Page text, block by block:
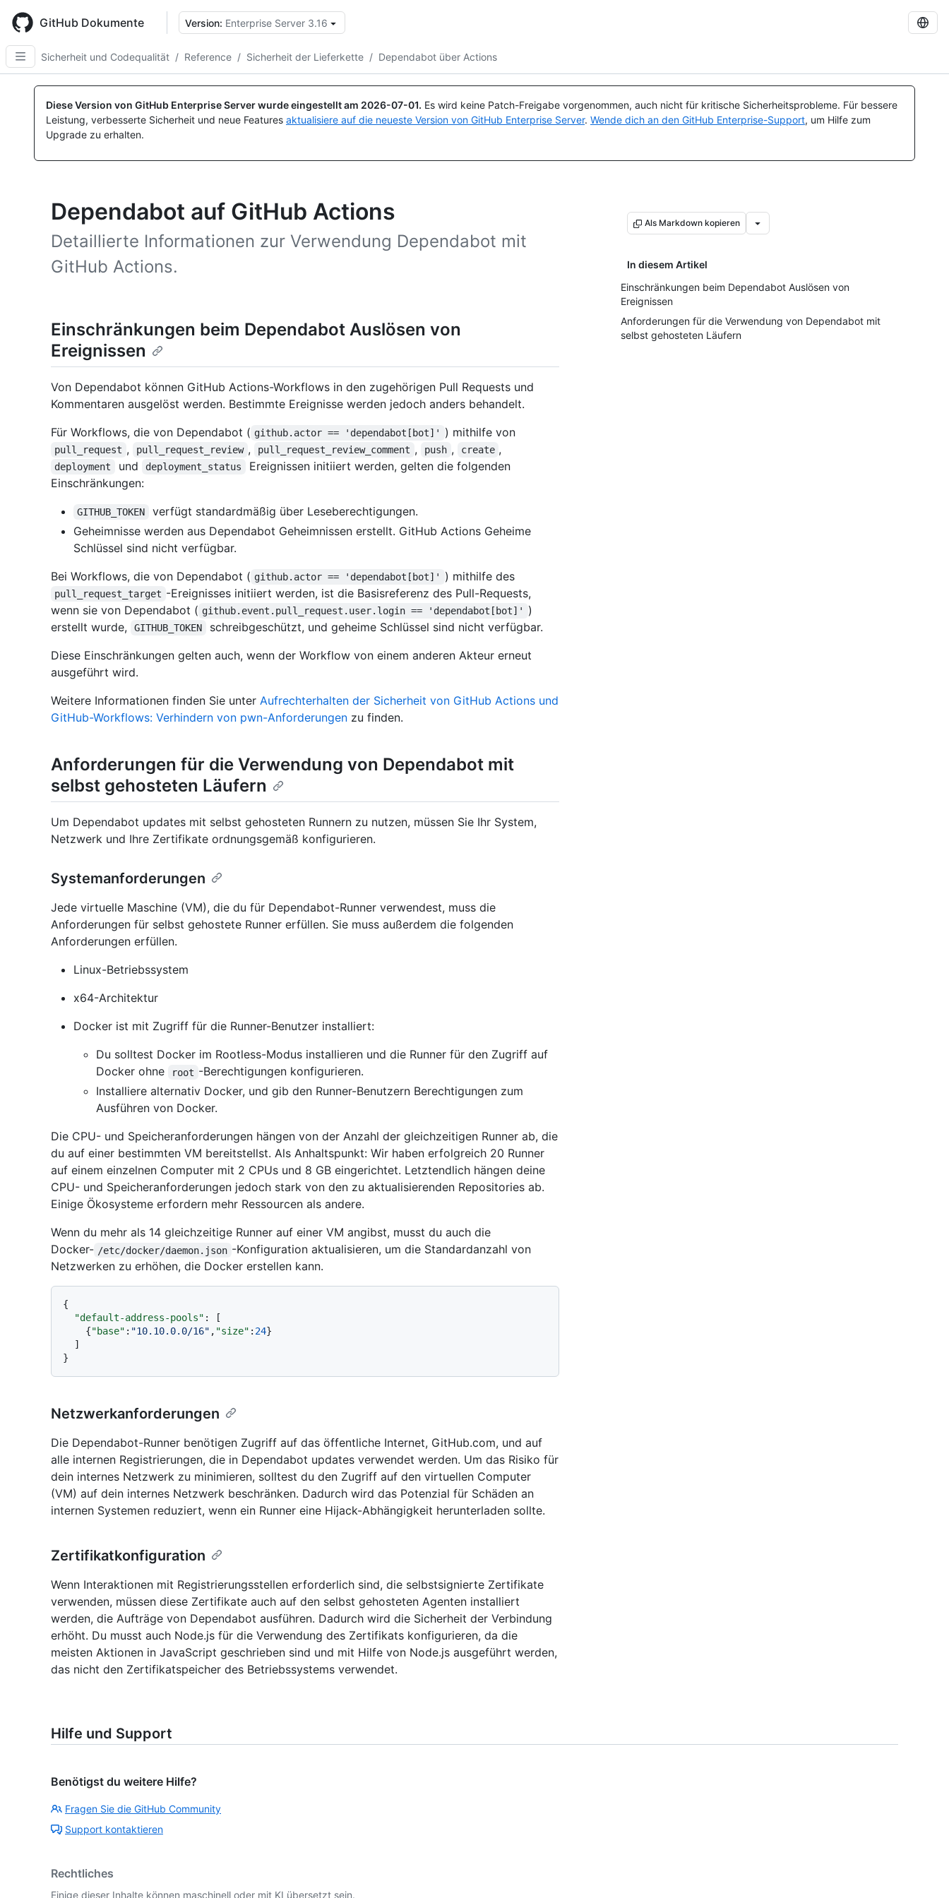
main
content
GitHub Dokumente Version: Enterprise Server 3.16
Sicherheit und Codequalität / Reference / Sicherheit der Lieferkette / Dependabot über Actions
Diese Version von GitHub Enterprise Server wurde eingestellt am 2026-07-01. Es wird keine Patch-Freigabe vorgenommen, auch nicht für kritische Sicherheitsprobleme. Für bessere
Leistung, verbesserte Sicherheit und neue Features aktualisiere auf die neueste Version von GitHub Enterprise Server. Wende dich an den GitHub Enterprise-Support, um Hilfe zum
Upgrade zu erhalten.
Dependabot auf GitHub Actions
Detaillierte Informationen zur Verwendung Dependabot mit
GitHub Actions.
Als Markdown kopieren
In diesem Artikel
Einschränkungen beim Dependabot Auslösen von
Ereignissen
Anforderungen für die Verwendung von Dependabot mit
selbst gehosteten Läufern
Einschränkungen beim Dependabot Auslösen von
Ereignissen
Von Dependabot können GitHub Actions-Workflows in den zugehörigen Pull Requests und
Kommentaren ausgelöst werden. Bestimmte Ereignisse werden jedoch anders behandelt.
Für Workflows, die von Dependabot ( github.actor == 'dependabot[bot]' ) mithilfe von
pull_request , pull_request_review , pull_request_review_comment , push , create ,
deployment und deployment_status
Ereignissen initiiert werden, gelten die folgenden
Einschränkungen:
GITHUB_TOKEN
verfügt standardmäßig über Leseberechtigungen.
Geheimnisse werden aus Dependabot Geheimnissen erstellt. GitHub Actions Geheime
Schlüssel sind nicht verfügbar.
Bei Workflows, die von Dependabot ( github.actor == 'dependabot[bot]' ) mithilfe des
pull_request_target -Ereignisses initiiert werden, ist die Basisreferenz des Pull-Requests,
wenn sie von Dependabot ( github.event.pull_request.user.login == 'dependabot[bot]'
)
erstellt wurde,
GITHUB_TOKEN
schreibgeschützt, und geheime Schlüssel sind nicht verfügbar.
Diese Einschränkungen gelten auch, wenn der Workflow von einem anderen Akteur erneut
ausgeführt wird.
Weitere Informationen finden Sie unter Aufrechterhalten der Sicherheit von GitHub Actions und
GitHub-Workflows: Verhindern von pwn-Anforderungen zu finden.
Anforderungen für die Verwendung von Dependabot mit
selbst gehosteten Läufern
Um Dependabot updates mit selbst gehosteten Runnern zu nutzen, müssen Sie Ihr System,
Netzwerk und Ihre Zertifikate ordnungsgemäß konfigurieren.
Systemanforderungen
Jede virtuelle Maschine (VM), die du für Dependabot-Runner verwendest, muss die
Anforderungen für selbst gehostete Runner erfüllen. Sie muss außerdem die folgenden
Anforderungen erfüllen.
Linux-Betriebssystem
x64-Architektur
Docker ist mit Zugriff für die Runner-Benutzer installiert:
Du solltest Docker im Rootless-Modus installieren und die Runner für den Zugriff auf
Docker ohne
root -Berechtigungen konfigurieren.
Installiere alternativ Docker, und gib den Runner-Benutzern Berechtigungen zum
Ausführen von Docker.
Die CPU- und Speicheranforderungen hängen von der Anzahl der gleichzeitigen Runner ab, die
du auf einer bestimmten VM bereitstellst. Als Anhaltspunkt: Wir haben erfolgreich 20 Runner
auf einem einzelnen Computer mit 2 CPUs und 8 GB eingerichtet. Letztendlich hängen deine
CPU- und Speicheranforderungen jedoch stark von den zu aktualisierenden Repositories ab.
Einige Ökosysteme erfordern mehr Ressourcen als andere.
Wenn du mehr als 14 gleichzeitige Runner auf einer VM angibst, musst du auch die
Docker- /etc/docker/daemon.json -Konfiguration aktualisieren, um die Standardanzahl von
Netzwerken zu erhöhen, die Docker erstellen kann.
{
"default-address-pools" :
[
{"base" : "10.10.0.0/16" , "size" : 24}
]
}
Netzwerkanforderungen
Die Dependabot-Runner benötigen Zugriff auf das öffentliche Internet, GitHub.com, und auf
alle internen Registrierungen, die in Dependabot updates verwendet werden. Um das Risiko für
dein internes Netzwerk zu minimieren, solltest du den Zugriff auf den virtuellen Computer
(VM) auf dein internes Netzwerk beschränken. Dadurch wird das Potenzial für Schäden an
internen Systemen reduziert, wenn ein Runner eine Hijack-Abhängigkeit herunterladen sollte.
Zertifikatkonfiguration
Wenn Interaktionen mit Registrierungsstellen erforderlich sind, die selbstsignierte Zertifikate
verwenden, müssen diese Zertifikate auch auf den selbst gehosteten Agenten installiert
werden, die Aufträge von Dependabot ausführen. Dadurch wird die Sicherheit der Verbindung
erhöht. Du musst auch Node.js für die Verwendung des Zertifikats konfigurieren, da die
meisten Aktionen in JavaScript geschrieben sind und mit Hilfe von Node.js ausgeführt werden,
das nicht den Zertifikatspeicher des Betriebssystems verwendet.
Hilfe und Support
Benötigst du weitere Hilfe?
Fragen Sie die GitHub Community
Support kontaktieren
Rechtliches
Einige dieser Inhalte können maschinell oder mit KI übersetzt sein.